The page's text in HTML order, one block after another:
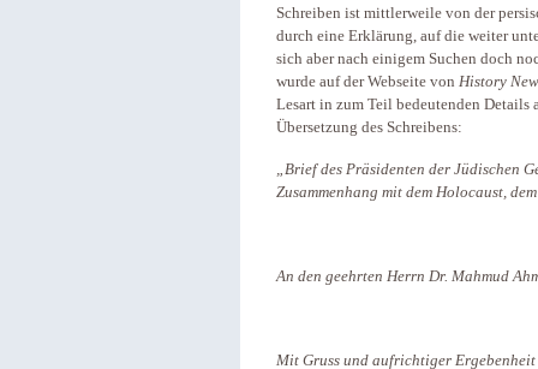
Schreiben ist mittlerweile von der
durch eine Erklärung, auf die weiter
sich aber nach einigem Suchen doch
wurde auf der Webseite von History
Lesart in zum Teil bedeutenden Details
Übersetzung des Schreibens:
„Brief des Präsidenten der Jüdischen
Zusammenhang mit dem Holocaust,
An den geehrten Herrn Dr. Mahmud
Mit Gruss und aufrichtiger Ergebenheit